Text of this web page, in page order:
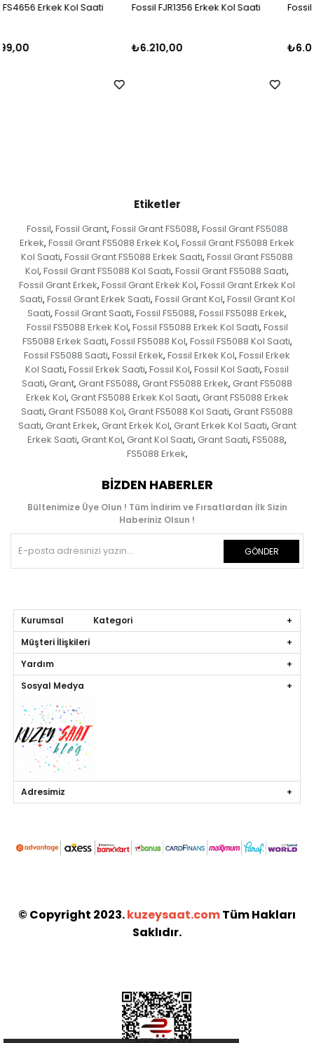
Fossil FJR1356 Erkek Kol Saati
₺6.210,00
Fossil FFS5024 Erkek Kol Saati
₺6.000,00
Etiketler
Fossil, Fossil Grant, Fossil Grant FS5088, Fossil Grant FS5088
Erkek, Fossil Grant FS5088 Erkek Kol, Fossil Grant FS5088 Erkek
Kol Saati, Fossil Grant FS5088 Erkek Saati, Fossil Grant FS5088
Kol, Fossil Grant FS5088 Kol Saati, Fossil Grant FS5088 Saati,
Fossil Grant Erkek, Fossil Grant Erkek Kol, Fossil Grant Erkek Kol
Saati, Fossil Grant Erkek Saati, Fossil Grant Kol, Fossil Grant Kol
Saati, Fossil Grant Saati, Fossil FS5088, Fossil FS5088 Erkek,
Fossil FS5088 Erkek Kol, Fossil FS5088 Erkek Kol Saati, Fossil
FS5088 Erkek Saati, Fossil FS5088 Kol, Fossil FS5088 Kol Saati,
Fossil FS5088 Saati, Fossil Erkek, Fossil Erkek Kol, Fossil Erkek
Kol Saati, Fossil Erkek Saati, Fossil Kol, Fossil Kol Saati, Fossil
Saati, Grant, Grant FS5088, Grant FS5088 Erkek, Grant FS5088
Erkek Kol, Grant FS5088 Erkek Kol Saati, Grant FS5088 Erkek
Saati, Grant FS5088 Kol, Grant FS5088 Kol Saati, Grant FS5088
Saati, Grant Erkek, Grant Erkek Kol, Grant Erkek Kol Saati, Grant
Erkek Saati, Grant Kol, Grant Kol Saati, Grant Saati, FS5088,
FS5088 Erkek,
BIZDEN HABERLER
Bültenimize Üye Olun ! Tüm İndirim ve Fırsatlardan İlk Sizin
Haberiniz Olsun !
GÖNDER
Kurumsal Kategori
Müşteri İlişkileri
Yardım
Sosyal Medya
Adresimiz
© Copyright 2023.kuzeysaat.comTüm Hakları
Saklıdır.